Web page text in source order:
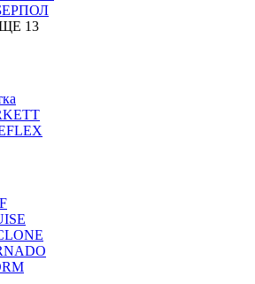
13